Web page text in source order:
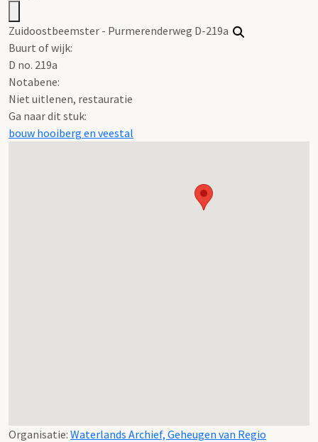
Zuidoostbeemster - Purmerenderweg D-219a
Buurt of wijk:
D no. 219a
Notabene:
Niet uitlenen, restauratie
Ga naar dit stuk:
bouw hooiberg en veestal
Organisatie: Waterlands Archief, Geheugen van Regio